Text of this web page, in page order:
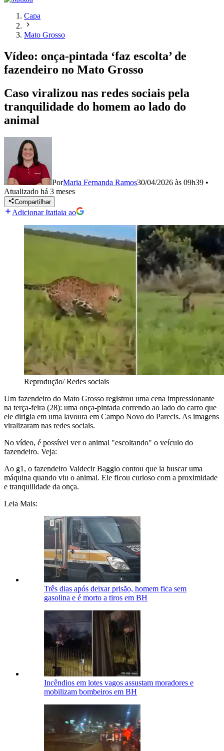
Capa
Mato Grosso
Vídeo: onça-pintada ‘faz escolta’ de
fazendeiro no Mato Grosso
Caso viralizou nas redes sociais pela
tranquilidade do homem ao lado do
animal
PorMaria Fernanda Ramos30/04/2026 às 09h39 •
Atualizado há 3 meses
Compartilhar
Adicionar Itatiaia ao
Reprodução/ Redes sociais
Um fazendeiro do Mato Grosso registrou uma cena impressionante
na terça-feira (28): uma onça-pintada correndo ao lado do carro que
ele dirigia em uma lavoura em Campo Novo do Parecis. As imagens
viralizaram nas redes sociais.
No vídeo, é possível ver o animal "escoltando" o veículo do
fazendeiro. Veja:
Ao g1, o fazendeiro Valdecir Baggio contou que ia buscar uma
máquina quando viu o animal. Ele ficou curioso com a proximidade
e tranquilidade da onça.
Leia Mais:
Três dias após deixar prisão, homem fica sem
gasolina e é morto a tiros em BH
Incêndios em lotes vagos assustam moradores e
mobilizam bombeiros em BH